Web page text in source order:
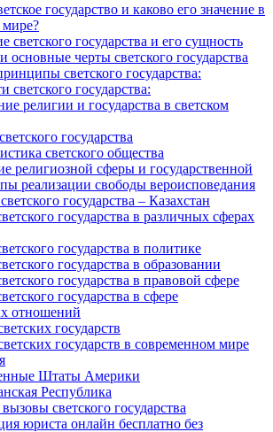
государство и каково его значение в
светского государства и его сущность
черты светского государства
светского государства:
светского государства:
религии и государства в светском
государства
светского общества
религиозной сферы и государственной
реализации свободы вероисповедания
государства – Казахстан
государства в различных сферах
государства в политике
государства в образовании
государства в правовой сфере
государства в сфере
отношений
государств
государств в современном мире
Штаты Америки
Республика
светского государства
юриста онлайн бесплатно без